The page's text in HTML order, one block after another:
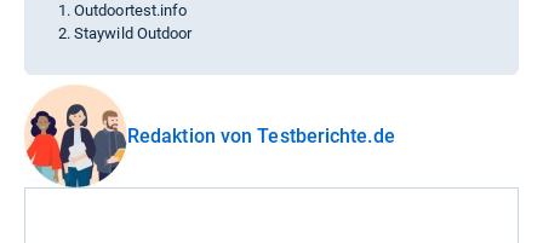
Outdoortest.info
Staywild Outdoor
Redaktion von Testberichte.de